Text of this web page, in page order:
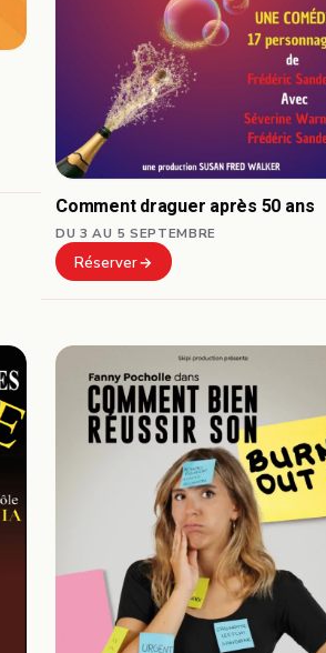
Comment draguer après 50 ans
DU 3 AU 5 SEPTEMBRE
Réserver